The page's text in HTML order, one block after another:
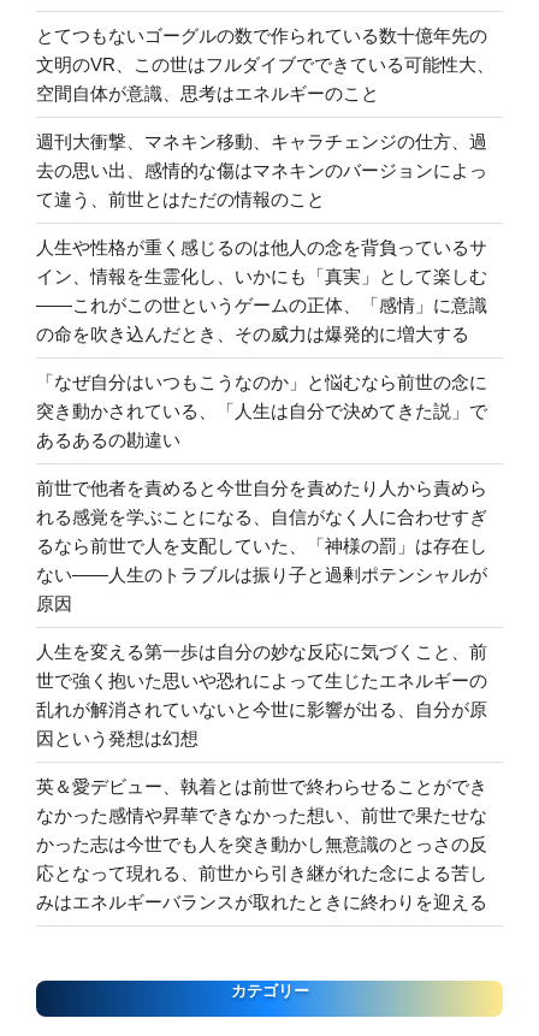
とてつもないゴーグルの数で作られている数十億年先の
文明のVR、この世はフルダイブでできている可能性大、
空間自体が意識、思考はエネルギーのこと
週刊大衝撃、マネキン移動、キャラチェンジの仕方、過
去の思い出、感情的な傷はマネキンのバージョンによっ
て違う、前世とはただの情報のこと
人生や性格が重く感じるのは他人の念を背負っているサ
イン、情報を生霊化し、いかにも「真実」として楽しむ
――これがこの世というゲームの正体、「感情」に意識
の命を吹き込んだとき、その威力は爆発的に増大する
「なぜ自分はいつもこうなのか」と悩むなら前世の念に
突き動かされている、「人生は自分で決めてきた説」で
あるあるの勘違い
前世で他者を責めると今世自分を責めたり人から責めら
れる感覚を学ぶことになる、自信がなく人に合わせすぎ
るなら前世で人を支配していた、「神様の罰」は存在し
ない――人生のトラブルは振り子と過剰ポテンシャルが
原因
人生を変える第一歩は自分の妙な反応に気づくこと、前
世で強く抱いた思いや恐れによって生じたエネルギーの
乱れが解消されていないと今世に影響が出る、自分が原
因という発想は幻想
英＆愛デビュー、執着とは前世で終わらせることができ
なかった感情や昇華できなかった想い、前世で果たせな
かった志は今世でも人を突き動かし無意識のとっさの反
応となって現れる、前世から引き継がれた念による苦し
みはエネルギーバランスが取れたときに終わりを迎える
カテゴリー